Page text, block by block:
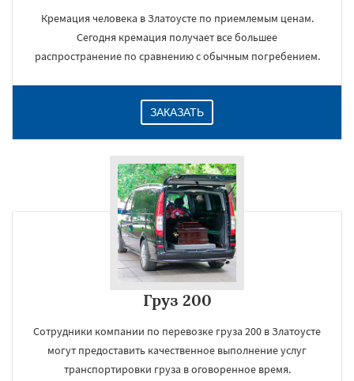
Кремация человека в Златоусте по приемлемым ценам.
Сегодня кремация получает все большее
распространение по сравнению с обычным погребением.
ЗАКАЗАТЬ
Груз 200
Сотрудники компании по перевозке груза 200 в Златоусте
могут предоставить качественное выполнение услуг
транспортировки груза в оговоренное время.